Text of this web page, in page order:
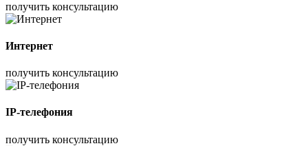
получить консультацию
Интернет
получить консультацию
IP-телефония
получить консультацию